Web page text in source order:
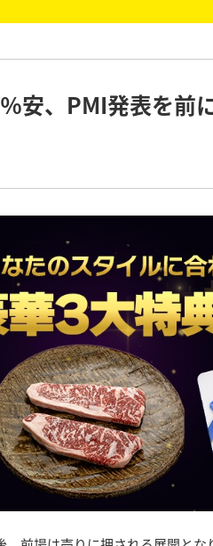
安、PMI発表を前